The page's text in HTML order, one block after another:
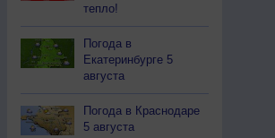
тепло!
Погода в
Екатеринбурге 5
августа
Погода в Краснодаре
5 августа